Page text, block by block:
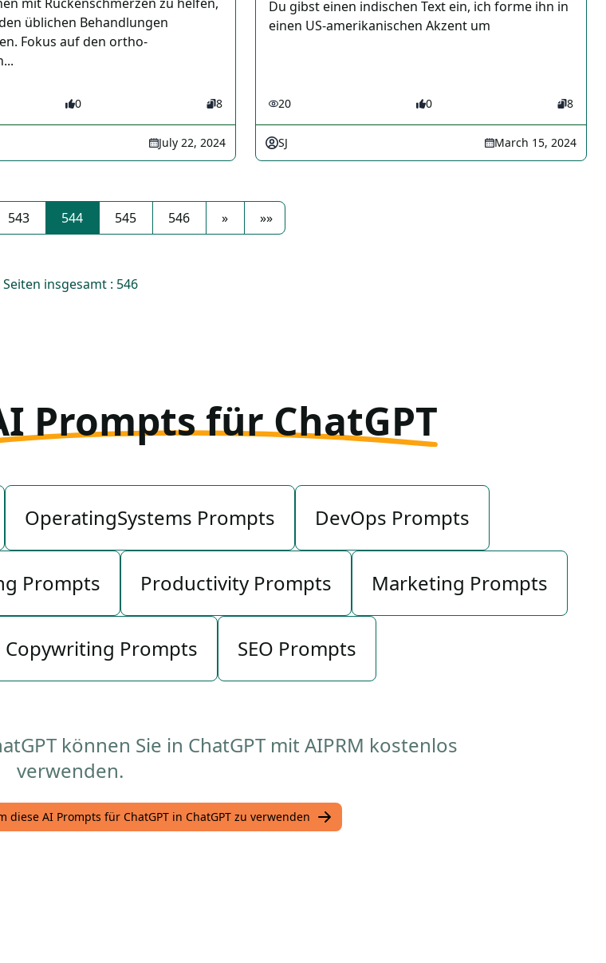
üblichen Behandlungen
Fokus auf den ortho-
0 8
July 22, 2024
Du gibst einen indischen Text ein, ich forme ihn in
einen US-amerikanischen Akzent um
20 0 8
SJ March 15, 2024
543 544 545 546 » »»
Seiten insgesamt : 546
Prompts für ChatGPT
OperatingSystems Prompts DevOps Prompts
Prompts Productivity Prompts Marketing Prompts
Copywriting Prompts SEO Prompts
können Sie in ChatGPT mit AIPRM kostenlos
verwenden.
diese AI Prompts für ChatGPT in ChatGPT zu verwenden